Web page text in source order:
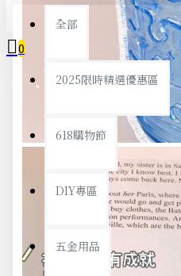
全部
2025限時精選優惠區
618購物節
DIY專區
五金用品
0
您的購物車內沒有商品！